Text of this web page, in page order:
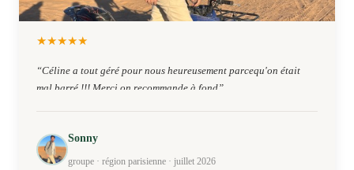
★★★★★
“Céline a tout géré pour nous heureusement parcequ'on était
mal barré !!! Merci on recommande à fond”
Sonny
groupe · région parisienne · juillet 2026